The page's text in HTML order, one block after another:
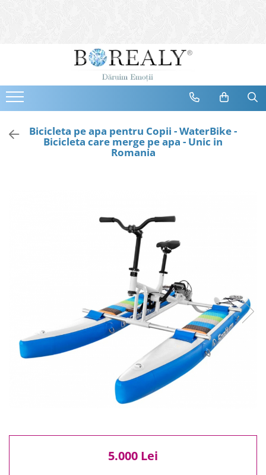
Bijuterii
Cercei
Bratari
Coliere
Cu video
Pret
Bicicleta pe apa pentru Copii - WaterBike -
Bicicleta care merge pe apa - Unic in
Romania
5.000 Lei